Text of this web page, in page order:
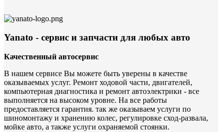
Yanato - сервис и запчасти для любых авто
Качественный автосервис
В нашем сервисе Вы можете быть уверены в качестве
оказываемых услуг. Ремонт ходовой части, двигателей,
компьютерная диагностика и ремонт автоэлектрики - все
выполняется на высоком уровне. На все работы
предоставляется гарантия. так же оказываем услуги по
шиномонтажу и хранению колес, регулировке сход-развала,
мойке авто, а также услуги охраняемой стоянки.